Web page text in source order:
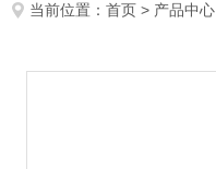
当前位置：首页 > 产品中心